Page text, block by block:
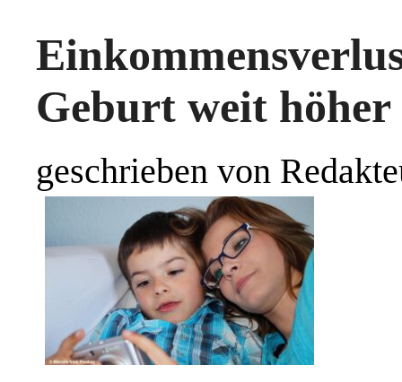
Geburt weit höher
geschrieben von